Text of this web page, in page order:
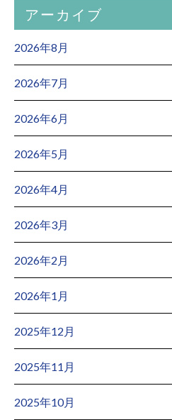
アーカイブ
2026年8月
2026年7月
2026年6月
2026年5月
2026年4月
2026年3月
2026年2月
2026年1月
2025年12月
2025年11月
2025年10月